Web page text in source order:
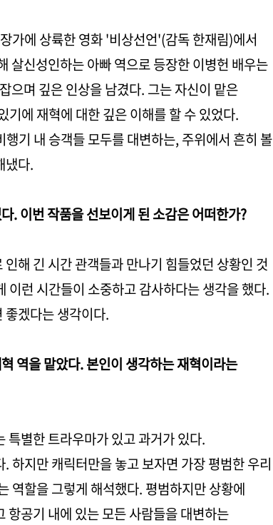
가에 상륙한 영화 '비상선언'(감독 한재림)에서
살신성인하는 아빠 역으로 등장한 이병헌 배우는
으며 깊은 인상을 남겼다. 그는 자신이 맡은
에 재혁에 대한 깊은 이해를 할 수 있었다.
기 내 승객들 모두를 대변하는, 주위에서 흔히 볼
냈다.
. 이번 작품을 선보이게 된 소감은 어떠한가?
해 긴 시간 관객들과 만나기 힘들었던 상황인 것
이런 시간들이 소중하고 감사하다는 생각을 했다.
좋겠다는 생각이다.
역을 맡았다. 본인이 생각하는 재혁이라는
특별한 트라우마가 있고 과거가 있다.
하지만 캐릭터만을 놓고 보자면 가장 평범한 우리
역할을 그렇게 해석했다. 평범하지만 상황에
항공기 내에 있는 모든 사람들을 대변하는